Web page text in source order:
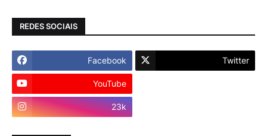
REDES SOCIAIS
Facebook Twitter
YouTube
23k